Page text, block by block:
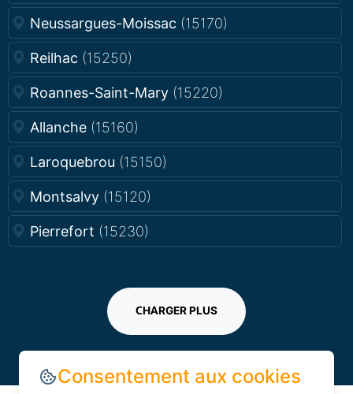
Neussargues-Moissac (15170)
Reilhac (15250)
Roannes-Saint-Mary (15220)
Allanche (15160)
Laroquebrou (15150)
Montsalvy (15120)
Pierrefort (15230)
CHARGER PLUS
Consentement aux cookies